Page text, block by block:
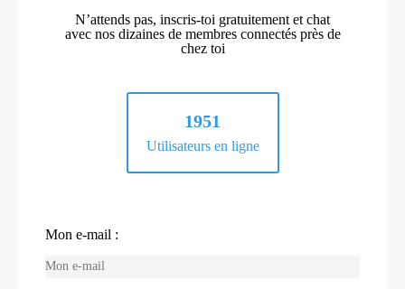
N’attends pas, inscris-toi gratuitement et chat
avec nos dizaines de membres connectés près de
chez toi
1951
Utilisateurs en ligne
Mon e-mail :